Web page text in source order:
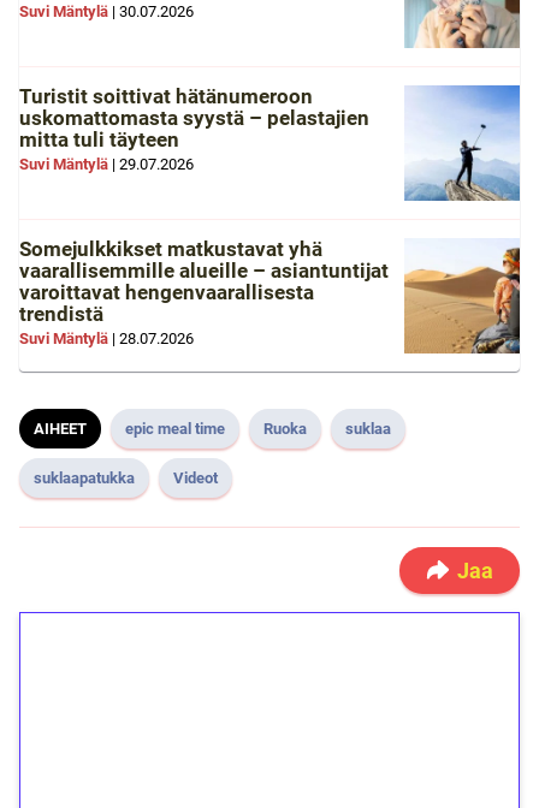
Suvi Mäntylä | 30.07.2026
Turistit soittivat hätänumeroon
uskomattomasta syystä – pelastajien
mitta tuli täyteen
Suvi Mäntylä | 29.07.2026
Somejulkkikset matkustavat yhä
vaarallisemmille alueille – asiantuntijat
varoittavat hengenvaarallisesta
trendistä
Suvi Mäntylä | 28.07.2026
AIHEET epic meal time Ruoka suklaa
suklaapatukka Videot
Jaa